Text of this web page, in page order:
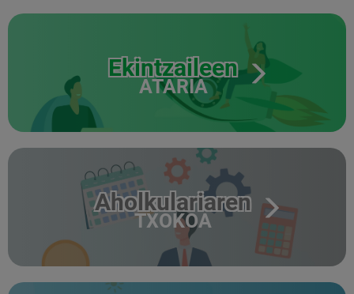
Ekintzaileen
ATARIA
Aholkulariaren
TXOKOA